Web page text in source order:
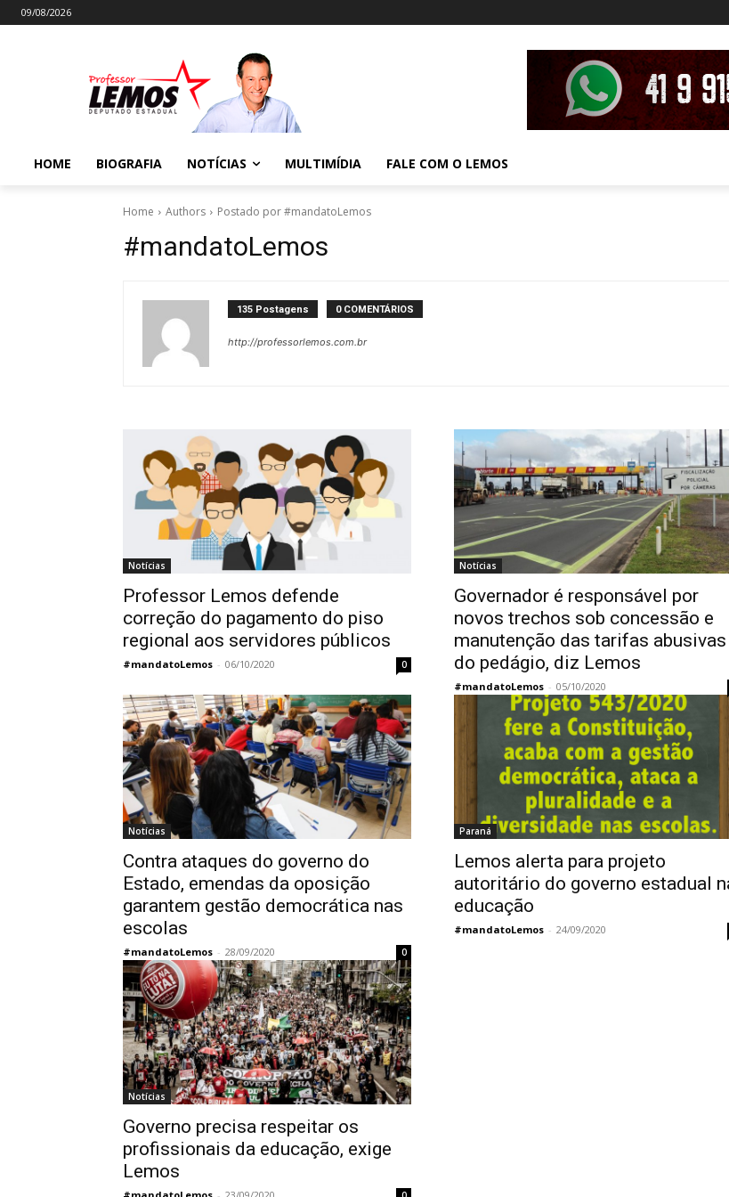
09/08/2026
HOME BIOGRAFIA NOTÍCIAS MULTIMÍDIA FALE COM O LEMOS
Home Authors Postado por #mandatoLemos
#mandatoLemos
135 Postagens 0 COMENTÁRIOS
http://professorlemos.com.br
Notícias
Professor Lemos defende
correção do pagamento do piso
regional aos servidores públicos
#mandatoLemos - 06/10/2020 0
Notícias
Governador é responsável por
novos trechos sob concessão e
manutenção das tarifas abusivas
do pedágio, diz Lemos
#mandatoLemos - 05/10/2020
Notícias
Contra ataques do governo do
Estado, emendas da oposição
garantem gestão democrática nas
escolas
#mandatoLemos - 28/09/2020 0
Paraná
Lemos alerta para projeto
autoritário do governo estadual
educação
#mandatoLemos - 24/09/2020
Notícias
Governo precisa respeitar os
profissionais da educação, exige
Lemos